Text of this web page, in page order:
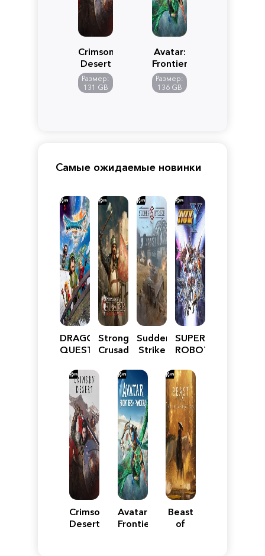
Crimson
Desert
Размер:
131 GB
Avatar:
Frontiers
of
Pandora
Размер:
136 GB
Самые ожидаемые новинки
DRAGON
QUEST
Reimagined
Stronghold
Crusader:
Edition
Sudden
Strike
SUPER
ROBOT
Y
Crimson
Desert
Avatar:
Frontiers
Beast
of